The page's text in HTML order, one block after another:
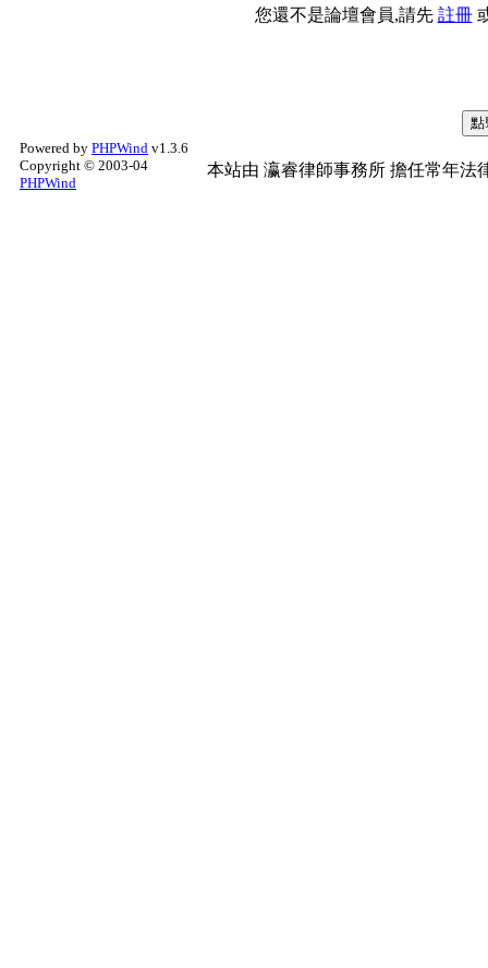
您還不是論壇會員,請先 註冊
Powered by PHPWind v1.3.6
Copyright © 2003-04
PHPWind
本站由 瀛睿律師事務所 擔任常年法